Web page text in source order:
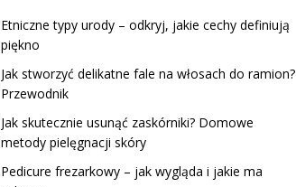
Etniczne typy urody – odkryj, jakie cechy definiują
piękno
Jak stworzyć delikatne fale na włosach do ramion?
Przewodnik
Jak skutecznie usunąć zaskórniki? Domowe
metody pielęgnacji skóry
Pedicure frezarkowy – jak wygląda i jakie ma